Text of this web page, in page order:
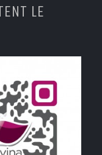
LE